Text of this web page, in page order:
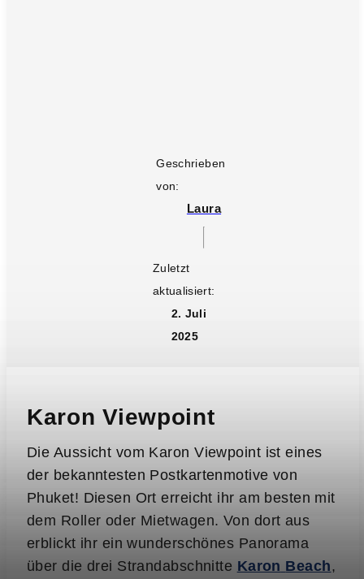
Geschrieben
von:
Laura
Zuletzt
aktualisiert:
2. Juli
2025
Karon Viewpoint
Die Aussicht vom Karon Viewpoint ist eines
der bekanntesten Postkartenmotive von
Phuket! Diesen Ort erreicht ihr am besten mit
dem Roller oder Mietwagen. Von dort aus
erblickt ihr ein wunderschönes Panorama
über die drei Strandabschnitte Karon Beach,